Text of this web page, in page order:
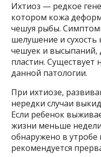
Ихтиоз — редкое
котором кожа
чешуя рыбы.
шелушение и
чешуек и
пластин. Существует
данной патологии.
При ихтиозе,
нередки случаи
Если ребенок
жизни меньше
обнаружено в
рекомендуется